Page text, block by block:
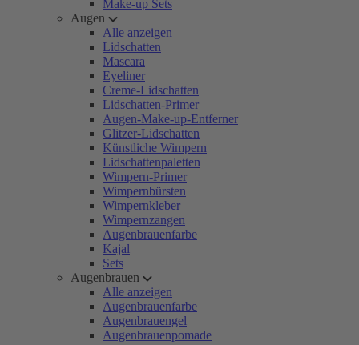
Make-up Sets
Augen
Alle anzeigen
Lidschatten
Mascara
Eyeliner
Creme-Lidschatten
Lidschatten-Primer
Augen-Make-up-Entferner
Glitzer-Lidschatten
Künstliche Wimpern
Lidschattenpaletten
Wimpern-Primer
Wimpernbürsten
Wimpernkleber
Wimpernzangen
Augenbrauenfarbe
Kajal
Sets
Augenbrauen
Alle anzeigen
Augenbrauenfarbe
Augenbrauengel
Augenbrauenpomade